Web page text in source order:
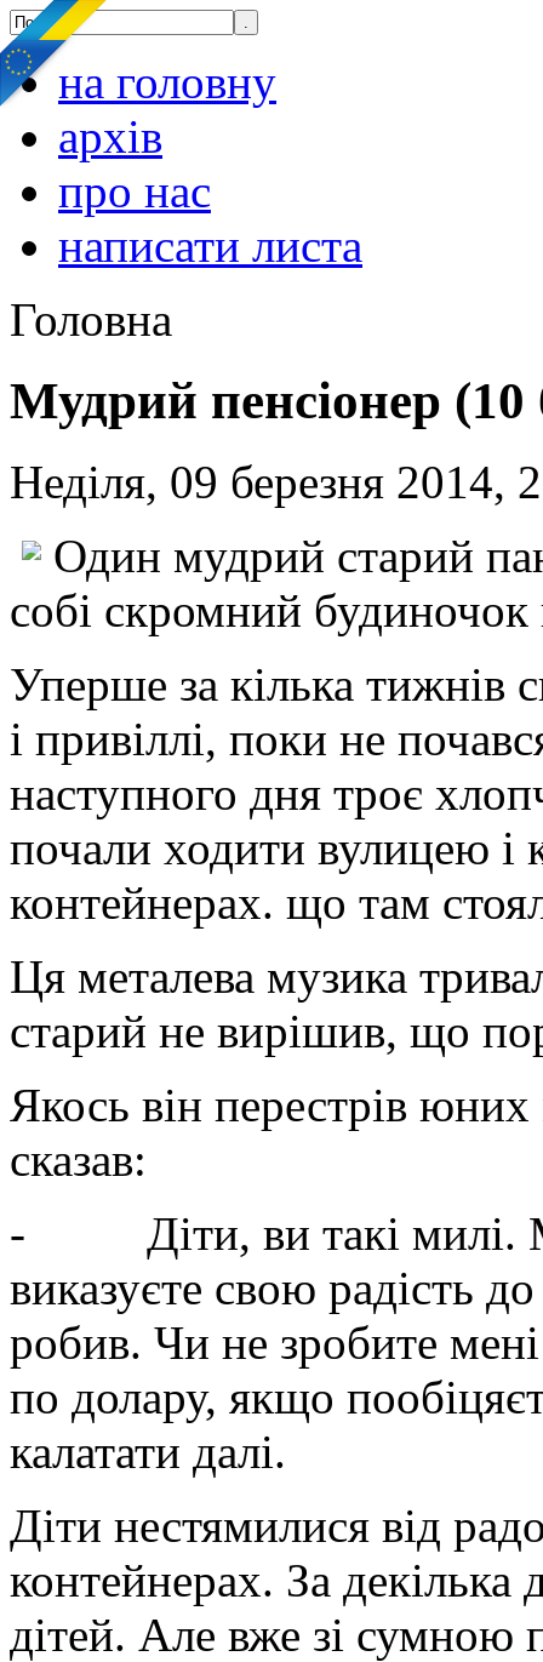
на головну
архів
про нас
написати листа
Головна
Мудрий пенсіонер (10
Неділя, 09 березня 2014,
Один мудрий старий
собі скромний
Уперше за кілька тижнів
і привіллі, поки не
наступного дня троє
почали ходити вулицею і
контейнерах. що там
Ця металева музика
старий не вирішив, що
Якось він перестрів
сказав:
- Діти, ви такі милі.
виказуєте свою радість
робив. Чи не зробите
по долару, якщо
калатати далі.
Діти нестямилися від
контейнерах. За
дітей. Але вже зі